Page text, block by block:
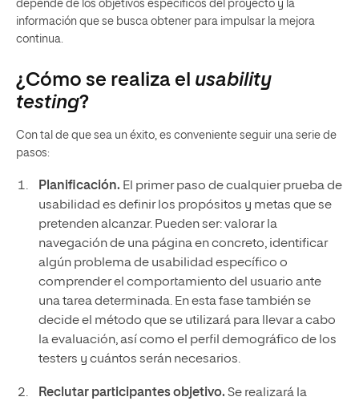
depende de los objetivos específicos del proyecto y la
información que se busca obtener para impulsar la mejora
continua.
¿Cómo se realiza el usability
testing?
Con tal de que sea un éxito, es conveniente seguir una serie de
pasos:
Planificación. El primer paso de cualquier prueba de
usabilidad es definir los propósitos y metas que se
pretenden alcanzar. Pueden ser: valorar la
navegación de una página en concreto, identificar
algún problema de usabilidad específico o
comprender el comportamiento del usuario ante
una tarea determinada. En esta fase también se
decide el método que se utilizará para llevar a cabo
la evaluación, así como el perfil demográfico de los
testers y cuántos serán necesarios.
Reclutar participantes objetivo. Se realizará la